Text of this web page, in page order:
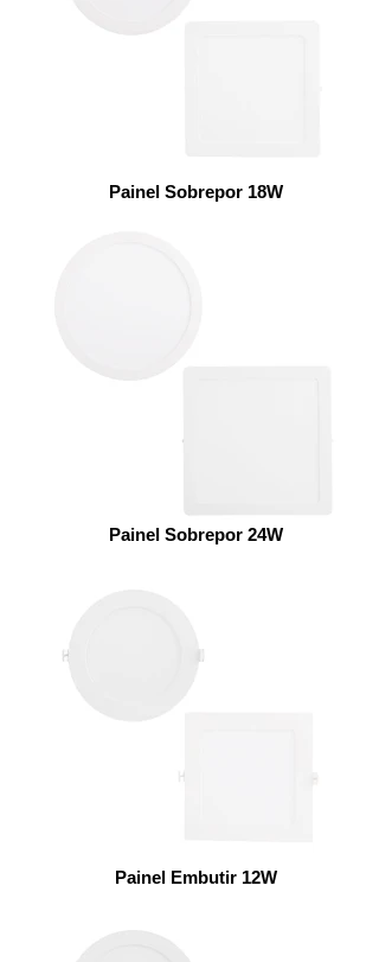
Painel Sobrepor 18W
Painel Sobrepor 24W
Painel Embutir 12W